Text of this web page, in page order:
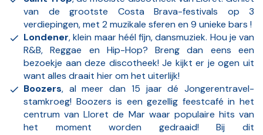
van de grootste Costa Brava-festivals op 3
verdiepingen, met 2 muzikale sferen en 9 unieke bars !
Londener, klein maar héél fijn, dansmuziek. Hou je van
R&B, Reggae en Hip-Hop? Breng dan eens een
bezoekje aan deze discotheek! Je kijkt er je ogen uit
want alles draait hier om het uiterlijk!
Boozers, al meer dan 15 jaar dé Jongerentravel-
stamkroeg! Boozers is een gezellig feestcafé in het
centrum van Lloret de Mar waar populaire hits van
het moment worden gedraaid! Bij dit